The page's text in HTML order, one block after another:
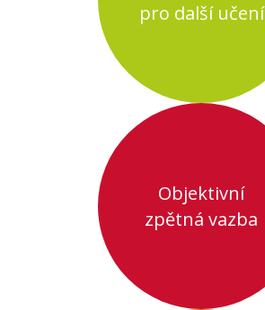
pro další učení
Objektivní
zpětná vazba